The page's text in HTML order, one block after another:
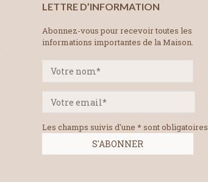
LETTRE D’INFORMATION
Abonnez-vous pour recevoir toutes les
informations importantes de la Maison.
Les champs suivis d'une * sont obligatoires